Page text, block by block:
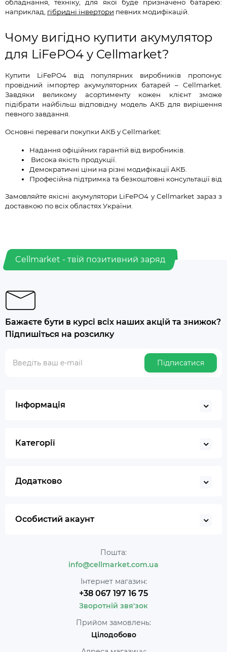
обладнання, техніку, для якої буде призначено батарею:
наприклад, гібридні інвертори певних модифікацій.
Чому вигідно купити акумулятор
для LiFePO4 у Cellmarket?
Купити LiFePO4 від популярних виробників пропонує
провідний імпортер акумуляторних батарей – Cellmarket.
Завдяки великому асортименту кожен клієнт зможе
підібрати найбільш відповідну модель АКБ для вирішення
певного завдання.
Основні переваги покупки АКБ у Cellmarket:
Надання офіційних гарантій від виробників.
Висока якість продукції.
Демократичні ціни на різні модифікації АКБ.
Професійна підтримка та безкоштовні консультації від
Замовляйте якісні акумулятори LiFePO4 у Cellmarket зараз з
доставкою по всіх областях України.
Cellmarket - твій позитивний заряд
Бажаєте бути в курсі всіх наших акцій та знижок?
Підпишіться на розсилку
Підписатися
Інформація
Категорії
Додатково
Особистий акаунт
Пошта:
info@cellmarket.com.ua
Інтернет магазин:
+38 067 197 16 75
Зворотній звя'зок
Прийом замовлень:
Цілодобово